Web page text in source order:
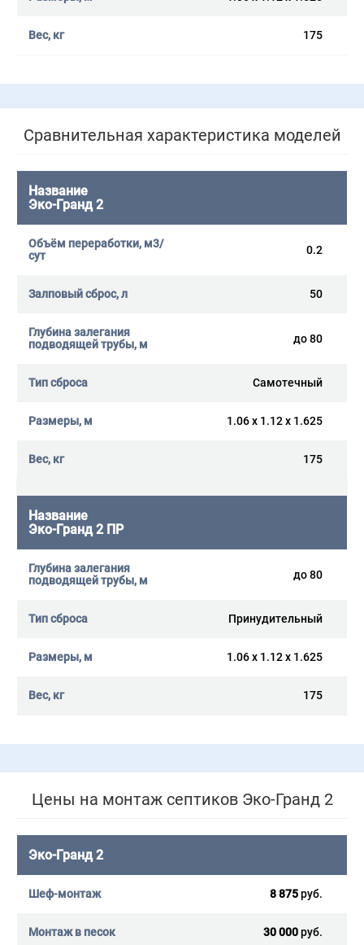
175
Сравнительная характеристика моделей
Эко-Гранд 2
0.2
50
до 80
Самотечный
1.06 x 1.12 x 1.625
175
Эко-Гранд 2 ПР
до 80
Принудительный
1.06 x 1.12 x 1.625
175
Цены на монтаж септиков Эко-Гранд 2
Эко-Гранд 2
8 875руб.
30 000руб.